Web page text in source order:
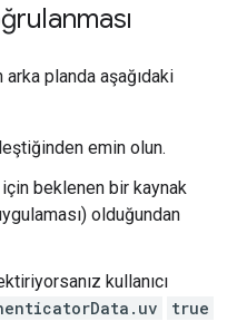
arka planda aşağıdaki
emin olun.
beklenen bir kaynak
olduğundan
kullanıcı
true